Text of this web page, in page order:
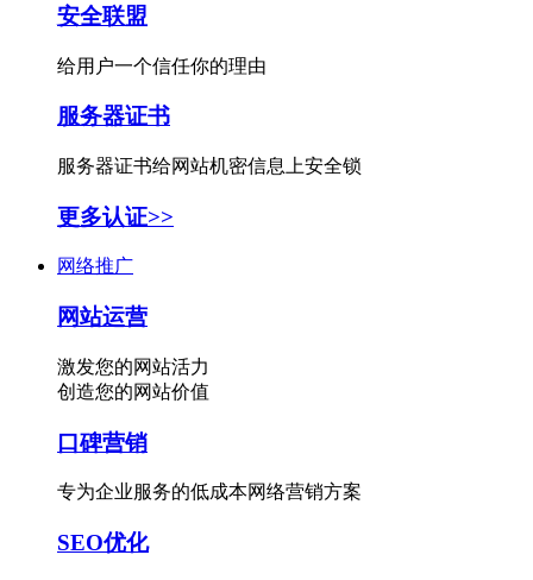
安全联盟
给用户一个信任你的理由
服务器证书
服务器证书给网站机密信息上安全锁
更多认证>>
网络推广
网站运营
激发您的网站活力
创造您的网站价值
口碑营销
专为企业服务的低成本网络营销方案
SEO优化